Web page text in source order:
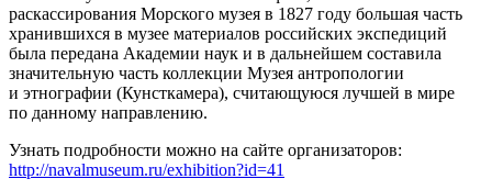
раскассирования Морского музея в 1827 году большая часть
хранившихся в музее материалов российских экспедиций
была передана Академии наук и в дальнейшем составила
значительную часть коллекции Музея антропологии
и этнографии (Кунсткамера), считающуюся лучшей в мире
по данному направлению.
Узнать подробности можно на сайте организаторов:
http://navalmuseum.ru/exhibition?id=41